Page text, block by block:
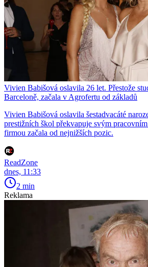
Vivien Babišová oslavila 26 let. Přestože
Barceloně, začala v Agrofertu od základů
Vivien Babišová oslavila šestadvacáté
prestižních škol překvapuje svým pracovním
firmou začala od nejnižších pozic.
ReadZone
dnes, 11:33
2 min
Reklama